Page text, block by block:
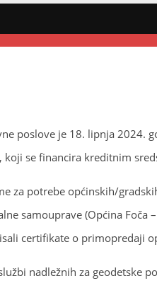
poslove je 18. lipnja
se financira kreditnim
za potrebe općinskih/
samouprave (Općina
certifikate o primopredaji
nadležnih za geodetske